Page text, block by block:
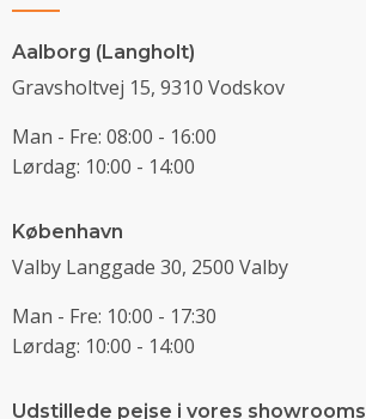
Aalborg (Langholt)
Gravsholtvej 15, 9310 Vodskov
Man - Fre: 08:00 - 16:00
Lørdag: 10:00 - 14:00
København
Valby Langgade 30, 2500 Valby
Man - Fre: 10:00 - 17:30
Lørdag: 10:00 - 14:00
Udstillede pejse i vores showrooms